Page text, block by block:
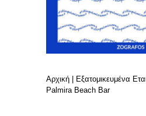
Αρχική Εξατομικευμένα
Palmira Beach Bar